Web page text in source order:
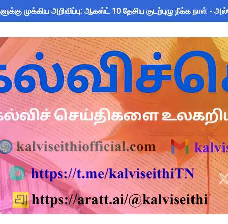
முக்கிய அறிவிப்பு: ஆகஸ்ட் 10 தேசிய குடற்புழு நீக்க
ஆசிரியர்களுக்கு அரை நாள் OD அனுமதி! மக்கள் தொகை
2026 - 2027 Forms: கலைத் திருவிழா போட்டிகளுக்கான
Slip Download: IFHRMS களஞ்சியம் வலைதளத்தில் ஜூலை மாத
Ennum Ezhuthum Term 1 Set 10 Lesson Plan August
for Teachers: புதுக்கோட்டை CEO வெளியிட்ட அவசர
பள்ளி ஆசிரியர்களுக்கு காலை, மாலை நேரங்களில்
அதிரடி உத்தரவு: முழு நாள் மக்கள் தொகை கணக்கெடுப்பு
2026: ஆகஸ்ட் 10 உள்ளூர் விடுமுறை - முழு விவரங்கள்!